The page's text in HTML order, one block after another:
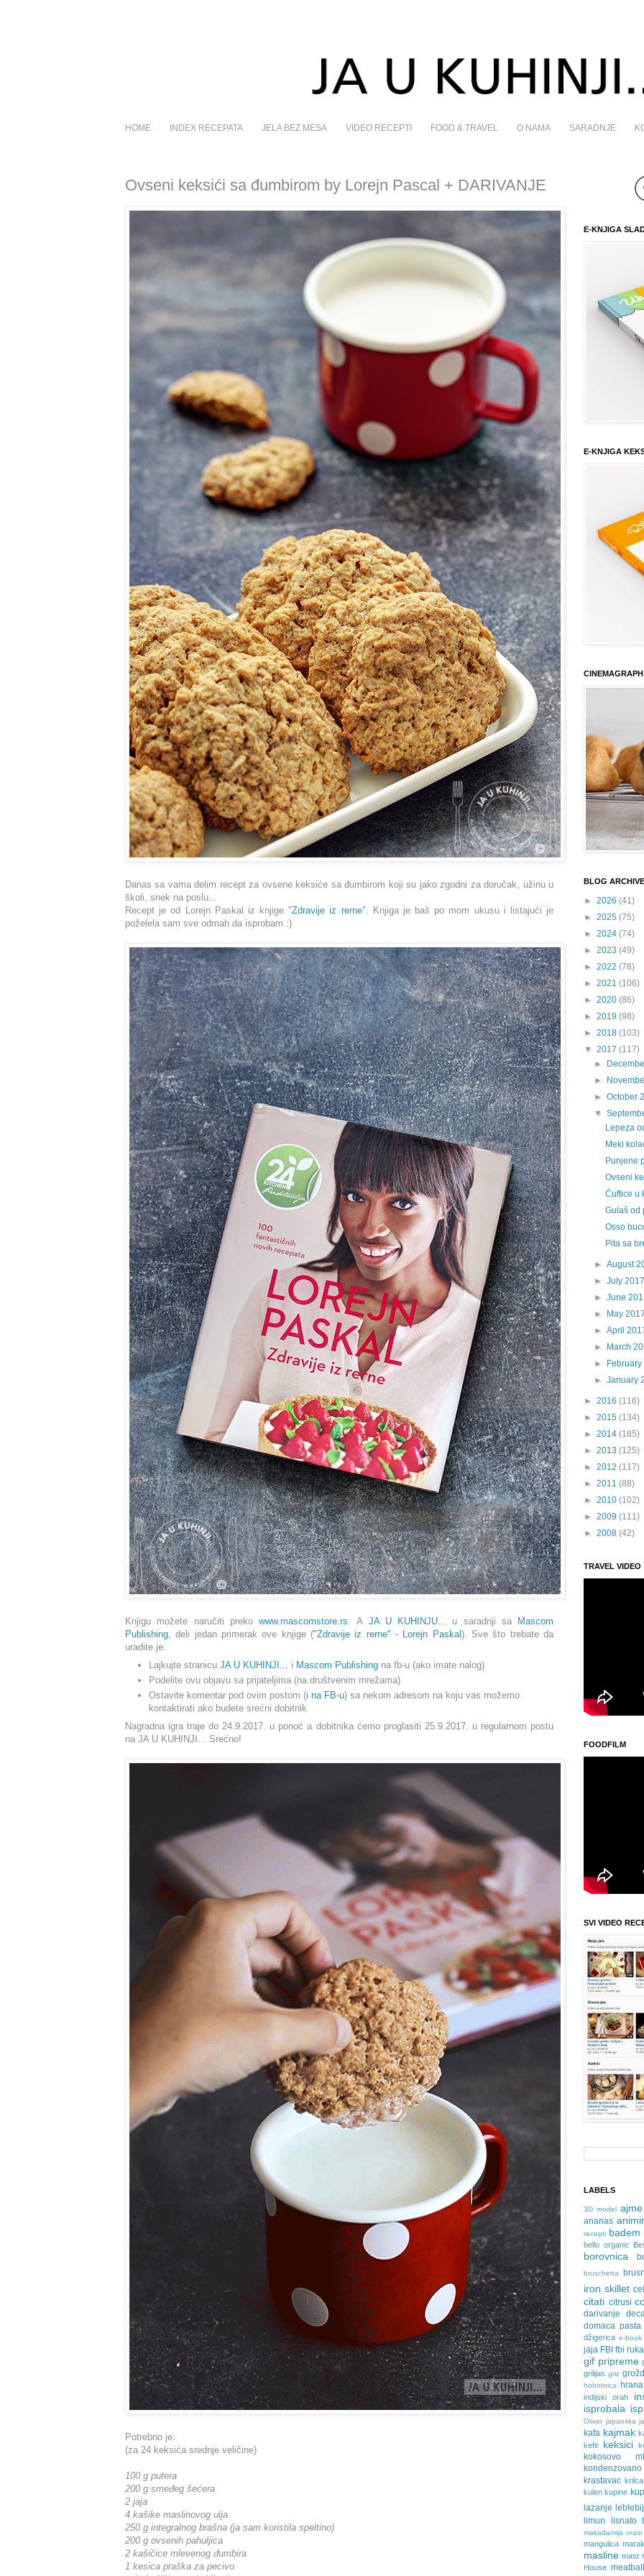
HOME INDEX RECEPATA JELA BEZ MESA VIDEO RECEPTI FOOD & TRAVEL O NAMA SARADNJE
Ovseni keksići sa đumbirom by Lorejn Pascal + DARIVANJE
Danas sa vama delim recept za ovsene keksiće sa đumbirom koji su jako zgodni za doručak, užinu u
školi, snek na poslu...
Recept je od Lorejn Paskal iz knjige "Zdravije iz rerne". Knjiga je baš po mom ukusu i listajući je
poželela sam sve odmah da isprobam :)
Knjigu možete naručiti preko www.mascomstore.rs.A JA U KUHINJU... u saradnji sa
Mascom
Publishing, deli jedan primerak ove knjige ("Zdravije iz rerne" - Lorejn Paskal). Sve što trebate da
uradite je:
Lajkujte stranicu JA U KUHINJI... i Mascom Publishing na fb-u (ako imate nalog)
Podelite ovu objavu sa prijateljima (na društvenim mrežama)
Ostavite komentar pod ovim postom (i na FB-u) sa nekom adresom na koju vas možemo
kontaktirati ako budete srećni dobitnik
Nagradna igra traje do 24.9.2017. u ponoć a dobitnika ćemo proglasiti 25.9.2017. u regularnom postu
na JA U KUHINJI... Srećno!
Potrebno je:
(za 24 keksića srednje veličine)
100 g putera
200 g smeđeg šećera
2 jaja
4 kašike maslinovog ulja
250 g integralnog brašna (ja sam koristila speltino)
200 g ovsenih pahuljica
2 kašičice mlevenog đumbira
1 kesica praška za pecivo
E-KNJIGA
E-KNJIGA
CINEMAGRAPH
BLOG ARCHIVE
► 2026 (41)
► 2025 (75)
► 2024 (74)
► 2023 (49)
► 2022 (78)
► 2021 (106)
► 2020 (86)
► 2019 (98)
► 2018 (103)
▼ 2017 (117)
►
►
►October
▼
Lepeza
Meki
Punjene
Ovseni
Ćuftice u
Gulaš od
Osso
Pita sa
►August
►July
►June
►
May
►April
►
March
►
►January
► 2016 (116)
► 2015 (134)
► 2014 (185)
► 2013 (125)
► 2012 (117)
► 2011 (88)
► 2010 (102)
► 2009 (111)
► 2008 (42)
TRAVEL VIDEO
FOODFILM
SVI VIDEO
LABELS
3D model
ananas
recepti badem
bello organic
borovnica
bruschetta
iron skillet
citati citrusi
darivanje
domaca pasta
džigerica e-book
jaja FBI fbi
gif pripreme
grilijas griz
hobotnica
indijski orah
isprobala
Oliver japanska
kafa kajmak
kefir keksici
kokosovo
krastavac krilca
kulen kupine
lazanje
limun
lisnato
makadamija orasi
mangulica
masline mast
House